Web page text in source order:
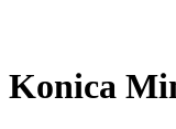
Konica